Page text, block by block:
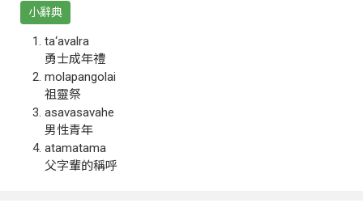
小辭典
ta‘avalra
勇士成年禮
molapangolai
祖靈祭
asavasavahe
男性青年
atamatama
父字輩的稱呼